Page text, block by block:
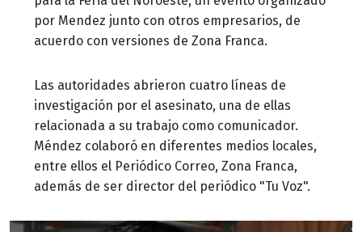
por Mendez junto con otros empresarios, de
acuerdo con versiones de Zona Franca.
Las autoridades abrieron cuatro líneas de
investigación por el asesinato, una de ellas
relacionada a su trabajo como comunicador.
Méndez colaboró en diferentes medios locales,
entre ellos el Periódico Correo, Zona Franca,
además de ser director del periódico "Tu Voz".